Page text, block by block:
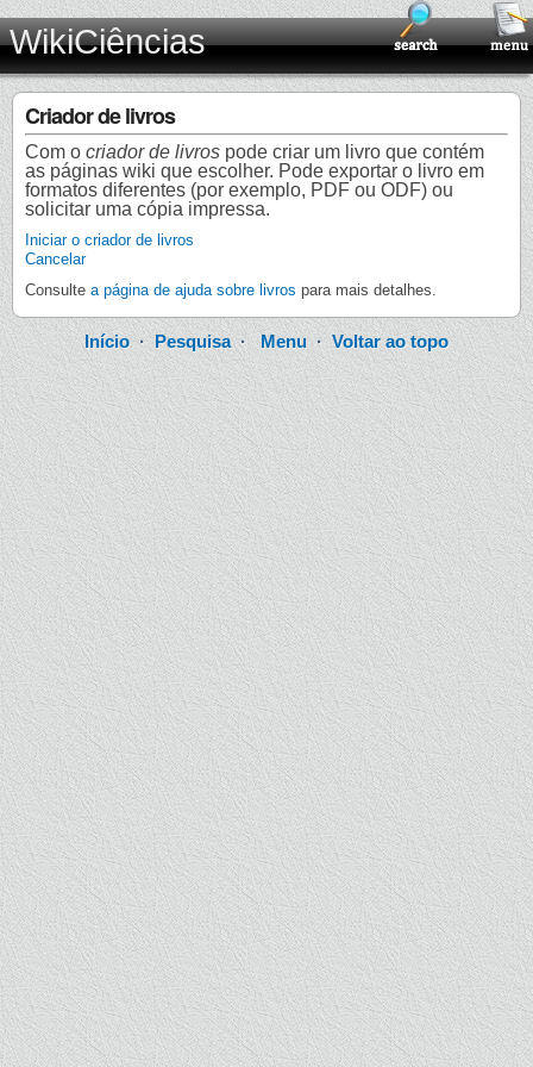
WikiCiências
Criador de livros
Com o criador de livros pode criar um livro que contém
as páginas wiki que escolher. Pode exportar o livro em
formatos diferentes (por exemplo, PDF ou ODF) ou
solicitar uma cópia impressa.
Iniciar o criador de livros
Cancelar
Consulte a página de ajuda sobre livros para mais detalhes.
Início· Pesquisa·Menu · Voltar ao topo